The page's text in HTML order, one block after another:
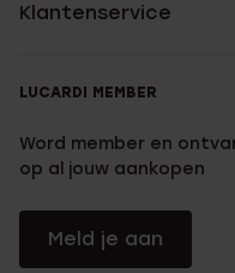
Klantenservice
LUCARDI MEMBER
Word member en
op al jouw aankopen
Meld je aan